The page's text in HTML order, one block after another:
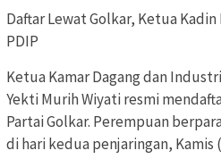
Daftar Lewat Golkar, Ketua
PDIP
Ketua Kamar Dagang dan
Yekti Murih Wiyati resmi
Partai Golkar. Perempuan
di hari kedua penjaringan, Kamis